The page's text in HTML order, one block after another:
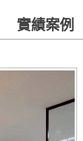
實績案例